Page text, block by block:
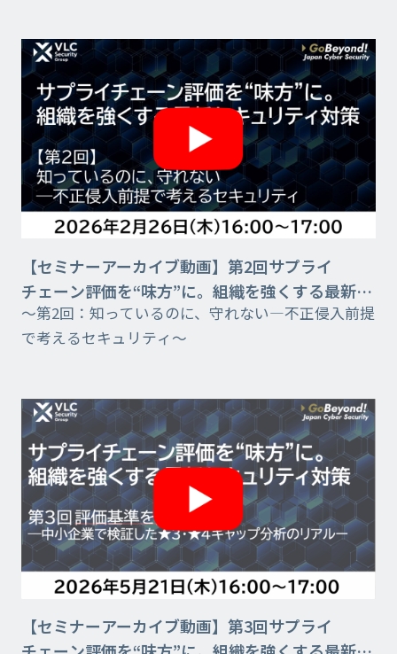
【セミナーアーカイブ動画】第2回サプライ
チェーン評価を“味方”に。組織を強くする最新セ
キュリティ対策
～第2回：知っているのに、守れない―不正侵入前提
で考えるセキュリティ～
【セミナーアーカイブ動画】第3回サプライ